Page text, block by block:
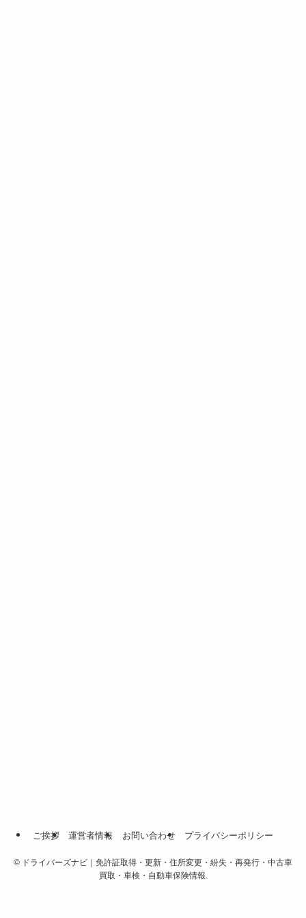
ご挨拶 運営者情報 お問い合わせ プライバシーポリシー
© ドライバーズナビ｜免許証取得・更新・住所変更・紛失・再発行・中古車
買取・車検・自動車保険情報.